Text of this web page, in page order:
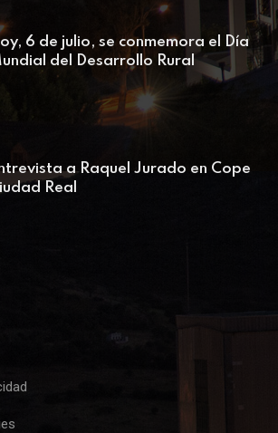
6 de julio, se conmemora el Día
del Desarrollo Rural
a Raquel Jurado en Cope
Real